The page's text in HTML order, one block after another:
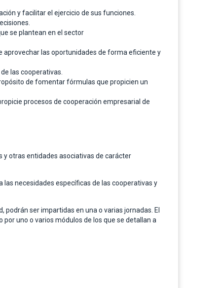
y facilitar el ejercicio de sus funciones.
se plantean en el sector
aprovechar las oportunidades de forma eficiente y
las cooperativas.
de fomentar fórmulas que propicien un
procesos de cooperación empresarial de
y otras entidades asociativas de carácter
necesidades específicas de las cooperativas y
ser impartidas en una o varias jornadas. El
uno o varios módulos de los que se detallan a